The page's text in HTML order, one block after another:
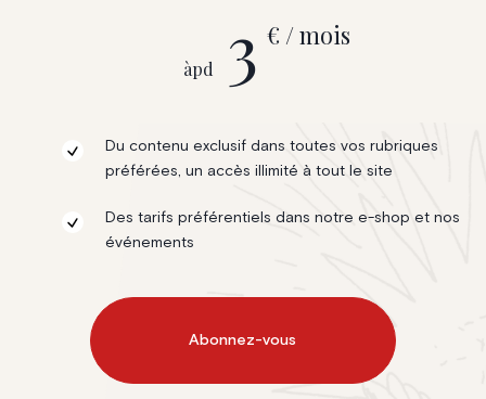
àpd 3 € / mois
Du contenu exclusif dans toutes vos rubriques
préférées, un accès illimité à tout le site
Des tarifs préférentiels dans notre e-shop et nos
événements
Abonnez-vous